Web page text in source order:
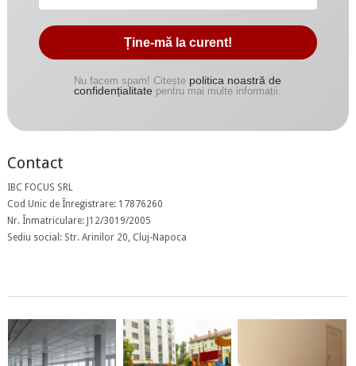
Nu facem spam! Citește politica noastră de
confidențialitate pentru mai multe informații.
Contact
IBC FOCUS SRL
Cod Unic de Înregistrare: 17876260
Nr. Înmatriculare: J12/3019/2005
Sediu social: Str. Arinilor 20, Cluj-Napoca